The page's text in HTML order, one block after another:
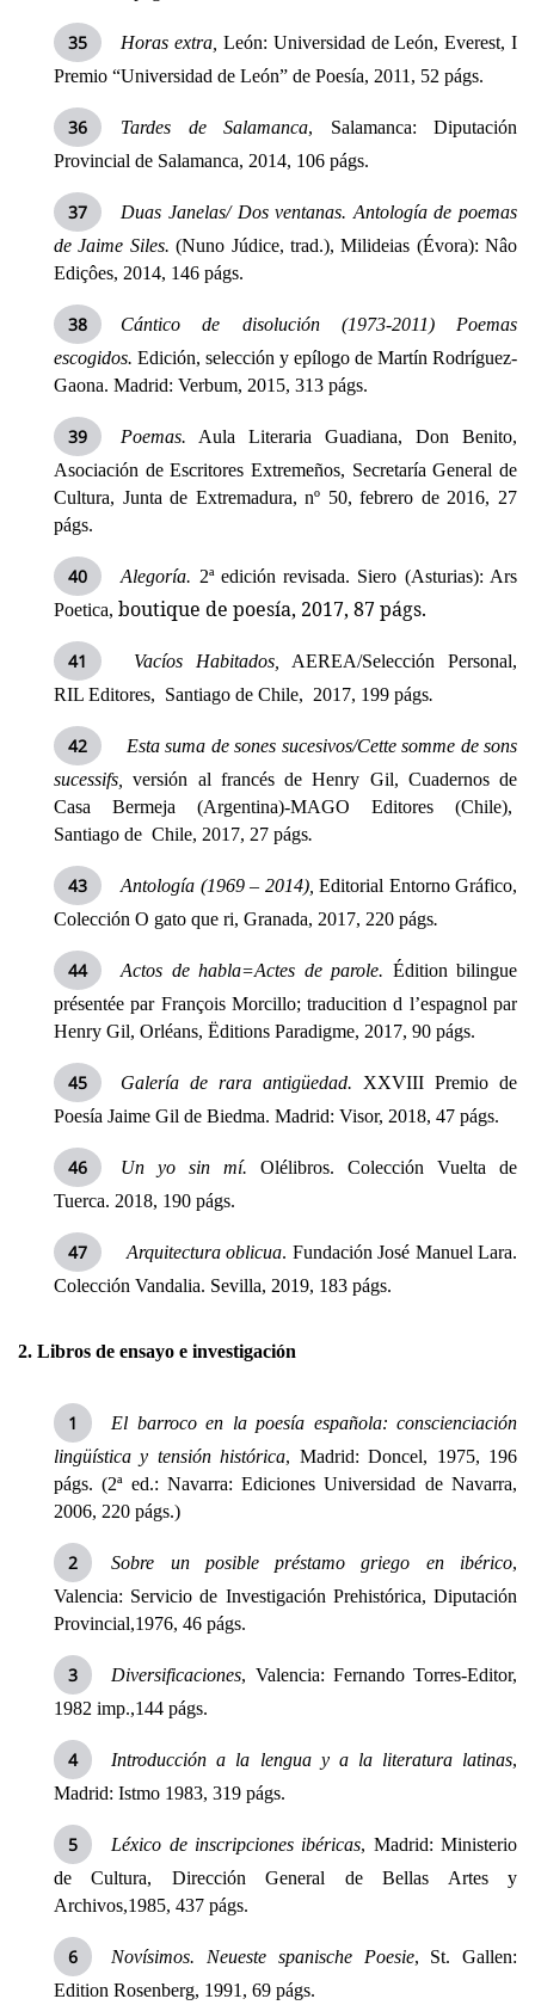
Horas extra, León: Universidad de León, Everest, I
Premio “Universidad de León” de Poesía, 2011, 52 págs.
Tardes de Salamanca, Salamanca: Diputación
Provincial de Salamanca, 2014, 106 págs.
Duas Janelas/ Dos ventanas. Antología de poemas
de Jaime Siles.(Nuno Júdice, trad.), Milideias (Évora): Nâo
Ediçôes, 2014, 146 págs.
Cántico de disolución (1973-2011) Poemas
escogidos. Edición, selección y epílogo de Martín Rodríguez-
Gaona. Madrid: Verbum, 2015, 313 págs.
Poemas. Aula Literaria Guadiana, Don Benito,
Asociación de Escritores Extremeños, Secretaría General de
Cultura, Junta de Extremadura, nº 50, febrero de 2016, 27
págs.
Alegoría. 2ª edición revisada. Siero (Asturias): Ars
Poetica, boutique de poesía, 2017, 87 págs.
Vacíos Habitados, AEREA/Selección Personal,
RIL Editores, Santiago de Chile, 2017, 199 págs.
Esta suma de sones sucesivos/Cette somme de sons
sucessifs,versión al francés de Henry Gil, Cuadernos de
Casa Bermeja (Argentina)-MAGO Editores (Chile),
Santiago de Chile, 2017, 27 págs.
Antología (1969 – 2014),Editorial Entorno Gráfico,
Colección O gato que ri, Granada, 2017, 220 págs.
Actos de habla=Actes de parole. Édition bilingue
présentée par François Morcillo; traducition d l’espagnol par
Henry Gil, Orléans, Ëditions Paradigme, 2017, 90 págs.
Galería de rara antigüedad. XXVIII Premio de
Poesía Jaime Gil de Biedma. Madrid: Visor, 2018, 47 págs.
Un yo sin mí.Olélibros. Colección Vuelta de
Tuerca. 2018, 190 págs.
Arquitectura oblicua. Fundación José Manuel Lara.
Colección Vandalia. Sevilla, 2019, 183 págs.
2. Libros de ensayo e investigación
El barroco en la poesía española: conscienciación
lingüística y tensión histórica, Madrid: Doncel, 1975, 196
págs. (2ª ed.: Navarra: Ediciones Universidad de Navarra,
2006, 220 págs.)
Sobre un posible préstamo griego en ibérico,
Valencia: Servicio de Investigación Prehistórica, Diputación
Provincial,1976, 46 págs.
Diversificaciones, Valencia: Fernando Torres-Editor,
1982 imp.,144 págs.
Introducción a la lengua y a la literatura latinas,
Madrid: Istmo 1983, 319 págs.
Léxico de inscripciones ibéricas, Madrid: Ministerio
de Cultura, Dirección General de Bellas Artes y
Archivos,1985, 437 págs.
Novísimos. Neueste spanische Poesie, St. Gallen:
Edition Rosenberg, 1991, 69 págs.